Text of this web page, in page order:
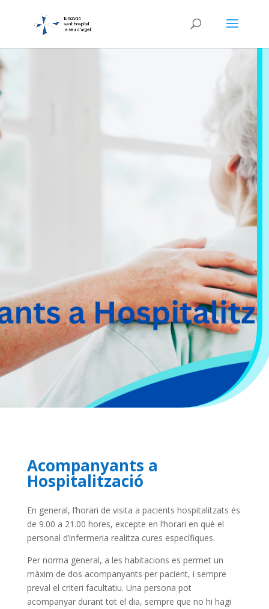
Acompanyants a
Hospitalització
En general, l’horari de visita a pacients hospitalitzats és
de 9.00 a 21.00 hores, excepte en l’horari en què el
personal d’infermeria realitza cures específiques.
Per norma general, a les habitacions es permet un
màxim de dos acompanyants per pacient, i sempre
preval el criteri facultatiu. Una persona pot
acompanyar durant tot el dia, sempre que no hi hagi